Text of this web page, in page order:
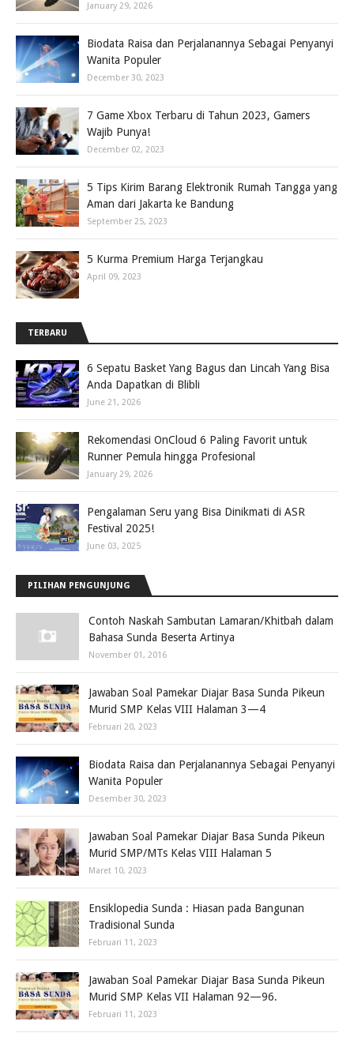
January 29, 2026
Biodata Raisa dan Perjalanannya Sebagai Penyanyi
Wanita Populer
December 30, 2023
7 Game Xbox Terbaru di Tahun 2023, Gamers
Wajib Punya!
December 02, 2023
5 Tips Kirim Barang Elektronik Rumah Tangga yang
Aman dari Jakarta ke Bandung
September 25, 2023
5 Kurma Premium Harga Terjangkau
April 09, 2023
TERBARU
6 Sepatu Basket Yang Bagus dan Lincah Yang Bisa
Anda Dapatkan di Blibli
June 21, 2026
Rekomendasi OnCloud 6 Paling Favorit untuk
Runner Pemula hingga Profesional
January 29, 2026
Pengalaman Seru yang Bisa Dinikmati di ASR
Festival 2025!
June 03, 2025
PILIHAN PENGUNJUNG
Contoh Naskah Sambutan Lamaran/Khitbah dalam
Bahasa Sunda Beserta Artinya
November 01, 2016
Jawaban Soal Pamekar Diajar Basa Sunda Pikeun
Murid SMP Kelas VIII Halaman 3—4
Februari 20, 2023
Biodata Raisa dan Perjalanannya Sebagai Penyanyi
Wanita Populer
Desember 30, 2023
Jawaban Soal Pamekar Diajar Basa Sunda Pikeun
Murid SMP/MTs Kelas VIII Halaman 5
Maret 10, 2023
Ensiklopedia Sunda : Hiasan pada Bangunan
Tradisional Sunda
Februari 11, 2023
Jawaban Soal Pamekar Diajar Basa Sunda Pikeun
Murid SMP Kelas VII Halaman 92—96.
Februari 11, 2023